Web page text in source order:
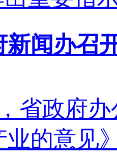
新闻办召
省政府办
的意见